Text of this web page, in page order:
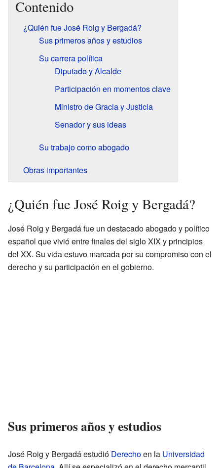
Contenido
¿Quién fue José Roig y Bergadá?
Sus primeros años y estudios
Su carrera política
Diputado y Alcalde
Participación en momentos clave
Ministro de Gracia y Justicia
Senador y sus ideas
Su trabajo como abogado
Obras importantes
¿Quién fue José Roig y Bergadá?
José Roig y Bergadá fue un destacado abogado y político
español que vivió entre finales del siglo XIX y principios
del XX. Su vida estuvo marcada por su compromiso con el
derecho y su participación en el gobierno.
Sus primeros años y estudios
José Roig y Bergadá estudió Derechoen la Universidad